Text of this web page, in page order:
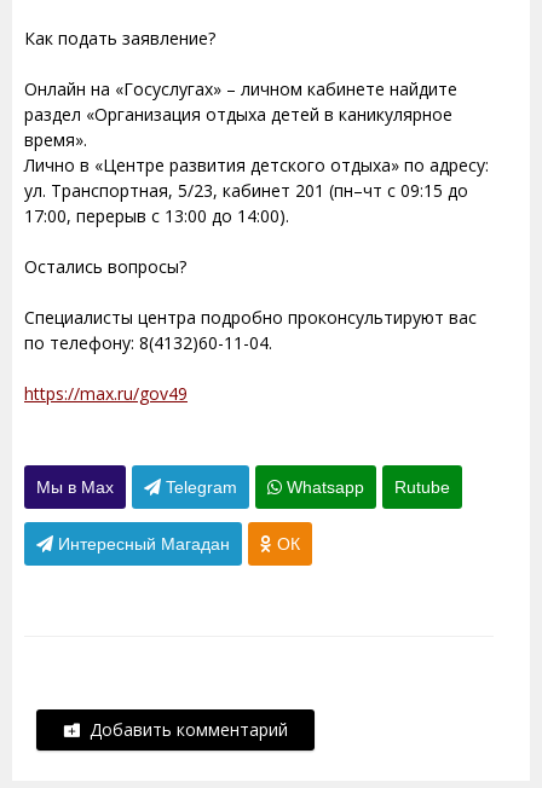
Как подать заявление?
Онлайн на «Госуслугах» – личном кабинете найдите
раздел «Организация отдыха детей в каникулярное
время».
Лично в «Центре развития детского отдыха» по адресу:
ул. Транспортная, 5/23, кабинет 201 (пн–чт с 09:15 до
17:00, перерыв с 13:00 до 14:00).
Остались вопросы?
Специалисты центра подробно проконсультируют вас
по телефону: 8(4132)60-11-04.
https://max.ru/gov49
Мы в Max Telegram Whatsapp Rutube
Интересный Магадан ОК
Добавить комментарий